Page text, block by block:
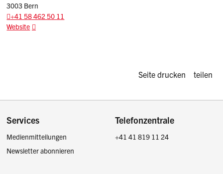
3003 Bern
+41 58 462 50 11
Website
Diese Seite
Seite drucken teilen
Footer
Services
Medienmitteilungen
Newsletter abonnieren
Telefonzentrale
+41 41 819 11 24